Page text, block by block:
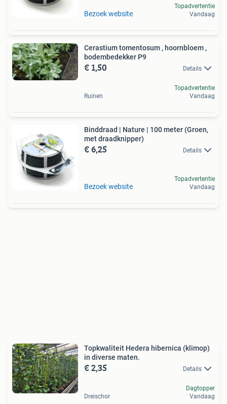
Bezoek website
Topadvertentie
Vandaag
Cerastium tomentosum , hoornbloem ,
bodembedekker P9
€ 1,50 Details
Ruinen
Topadvertentie
Vandaag
Binddraad | Nature | 100 meter (Groen,
met draadknipper)
€ 6,25 Details
Bezoek website
Topadvertentie
Vandaag
Topkwaliteit Hedera hibernica (klimop)
in diverse maten.
€ 2,35 Details
Dreischor
Dagtopper
Vandaag